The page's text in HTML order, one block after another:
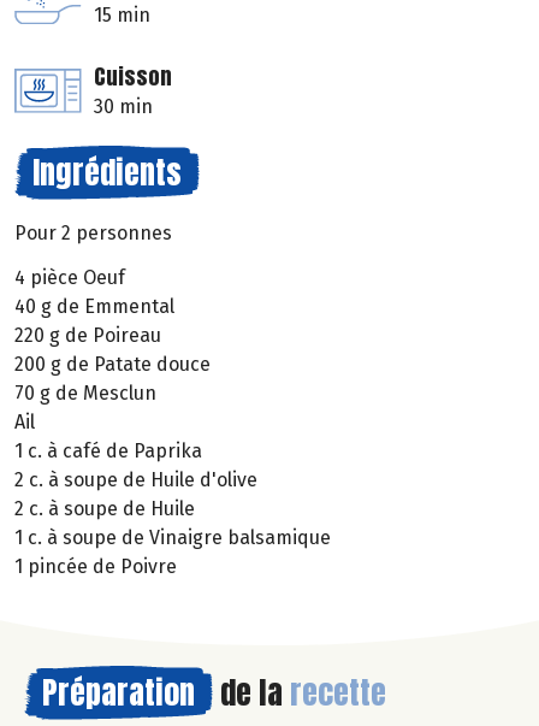
15 min
Cuisson
30 min
Ingrédients
Pour 2 personnes
4 pièce Oeuf
40 g de Emmental
220 g de Poireau
200 g de Patate douce
70 g de Mesclun
Ail
1 c. à café de Paprika
2 c. à soupe de Huile d'olive
2 c. à soupe de Huile
1 c. à soupe de Vinaigre balsamique
1 pincée de Poivre
Préparation de la recette